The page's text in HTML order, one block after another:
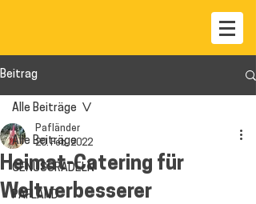
Beitrag
Alle Beiträge
GENUSSRADELN
PAFLAND
Alle Beiträge
Heimat-Catering für
Weltverbesserer
Pafländer
20. Feb. 2022